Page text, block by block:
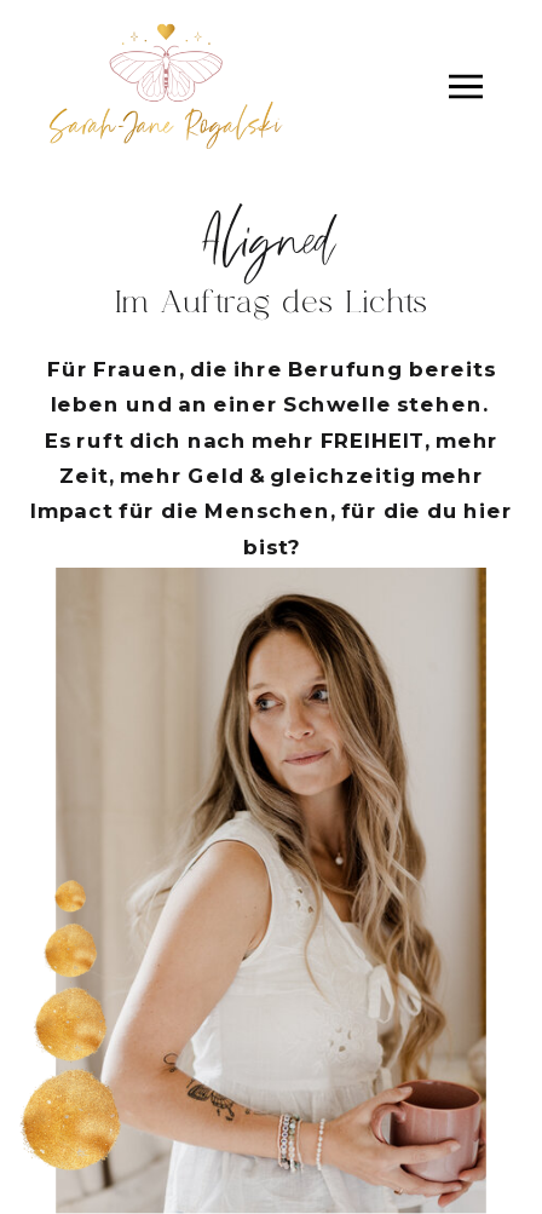
Für Frauen, die ihre Berufung bereits
leben und an einer Schwelle stehen.
Es ruft dich nach mehr FREIHEIT, mehr
Zeit, mehr Geld & gleichzeitig mehr
Impact für die Menschen, für die du hier
bist?
Aligned
Im Auftrag des Lichts